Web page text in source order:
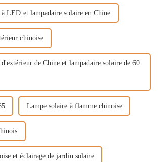
LED et lampadaire solaire en Chine
chinoise
de Chine et lampadaire solaire de 60
Lampe solaire à flamme chinoise
et éclairage de jardin solaire